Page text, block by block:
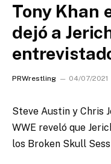
Tony Khan
dejó a
PRWrestling 04/07/2021
Steve Austin y Chris
WWE reveló que
los Broken Skull